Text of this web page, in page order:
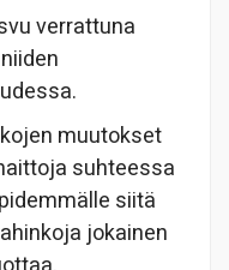
verrattuna
muutokset
suhteessa
siitä
jokainen